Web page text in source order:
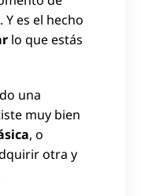
es el hecho
lo que estás
una
muy bien
, o
otra y